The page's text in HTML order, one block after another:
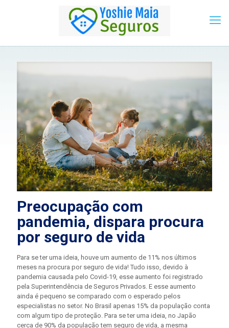
Preocupação com
pandemia, dispara procura
por seguro de vida
Para se ter uma ideia, houve um aumento de 11% nos últimos
meses na procura por seguro de vida! Tudo isso, devido à
pandemia causada pelo Covid-19, esse aumento foi registrado
pela Superintendência de Seguros Privados. E esse aumento
ainda é pequeno se comparado com o esperado pelos
especialistas no setor. No Brasil apenas 15% da população conta
com algum tipo de proteção. Para se ter uma ideia, no Japão
cerca de 90% da população tem seguro de vida, a mesma